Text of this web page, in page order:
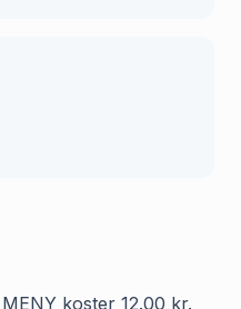
koster 12.00 kr.